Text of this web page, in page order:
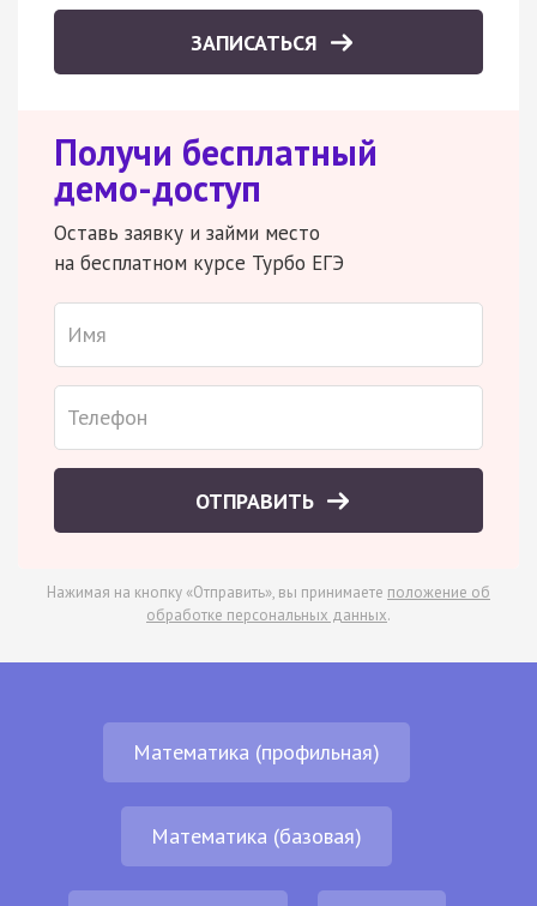
ЗАПИСАТЬСЯ
Получи бесплатный
демо-доступ
Оставь заявку и займи место
на бесплатном курсе Турбо ЕГЭ
ОТПРАВИТЬ
Нажимая на кнопку «Отправить», вы принимаете положение об
обработке персональных данных.
Математика (профильная)
Математика (базовая)